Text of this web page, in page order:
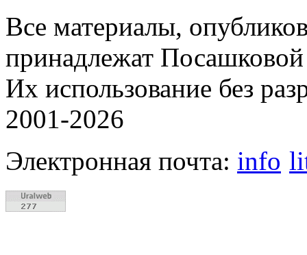
Все материалы,
принадлежат
Их использование без
2001-2026
Электронная почта: info